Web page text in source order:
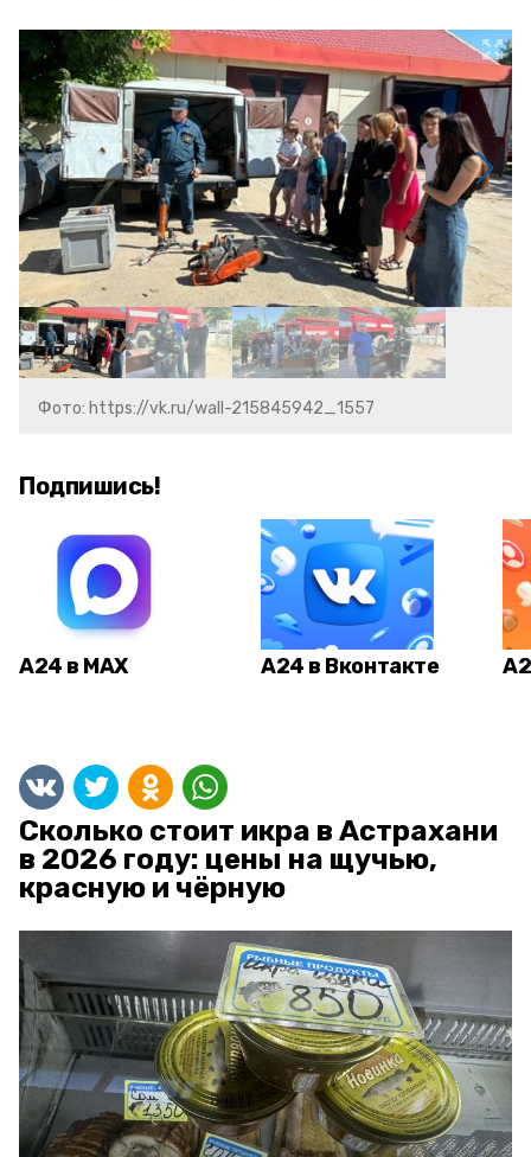
Фото: https://vk.ru/wall-215845942_1557
Подпишись!
А24 в MAX А24 в Вконтакте
Сколько стоит икра в Астрахани
в 2026 году: цены на щучью,
красную и чёрную